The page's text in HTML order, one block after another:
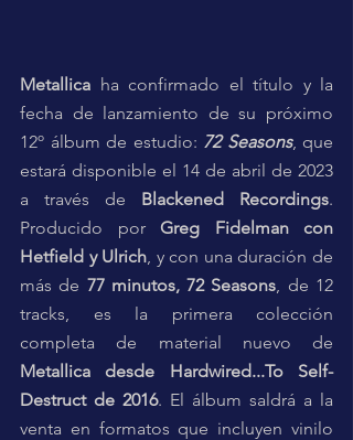
Metallica ha confirmado el título y la
fecha de lanzamiento de su próximo
12º álbum de estudio: 72 Seasons, que
estará disponible el 14 de abril de 2023
a través de Blackened Recordings.
Producido por Greg Fidelman con
Hetfield y Ulrich , y con una duración de
más de 77 minutos, 72 Seasons , de 12
tracks, es la primera colección
Metallica desde Hardwired...To Self-
Destruct de 2016. El álbum saldrá a la
venta en formatos que incluyen vinilo